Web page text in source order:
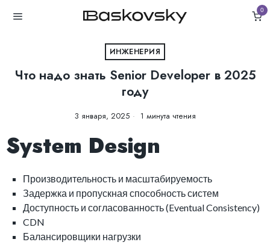
0
ИНЖЕНЕРИЯ
Что надо знать Senior Developer в 2025
году
3 января, 2025 1 минута чтения
System Design
Производительность и масштабируемость
Задержка и пропускная способность систем
Доступность и согласованность (Eventual Consistency)
CDN
Балансировщики нагрузки